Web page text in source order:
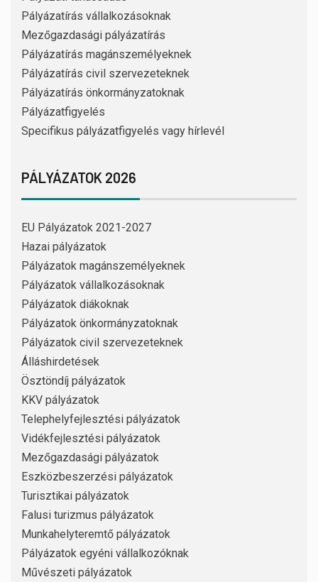
Pályázatírás vállalkozásoknak
Mezőgazdasági pályázatírás
Pályázatírás magánszemélyeknek
Pályázatírás civil szervezeteknek
Pályázatírás önkormányzatoknak
Pályázatfigyelés
Specifikus pályázatfigyelés vagy hírlevél
PÁLYÁZATOK 2026
EU Pályázatok 2021-2027
Hazai pályázatok
Pályázatok magánszemélyeknek
Pályázatok vállalkozásoknak
Pályázatok diákoknak
Pályázatok önkormányzatoknak
Pályázatok civil szervezeteknek
Álláshirdetések
Ösztöndíj pályázatok
KKV pályázatok
Telephelyfejlesztési pályázatok
Vidékfejlesztési pályázatok
Mezőgazdasági pályázatok
Eszközbeszerzési pályázatok
Turisztikai pályázatok
Falusi turizmus pályázatok
Munkahelyteremtő pályázatok
Pályázatok egyéni vállalkozóknak
Művészeti pályázatok